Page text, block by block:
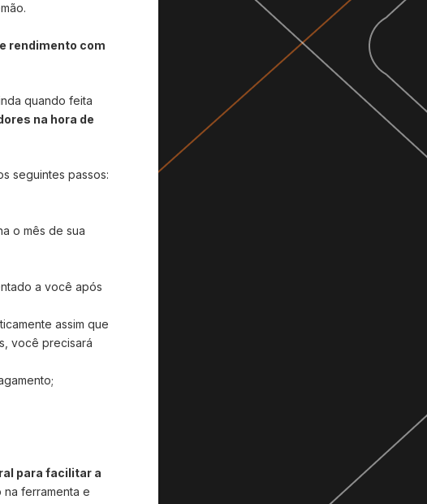
rendimento com
quando feita
na hora de
seguintes passos:
o mês de sua
a você após
assim que
você precisará
para facilitar a
ferramenta e